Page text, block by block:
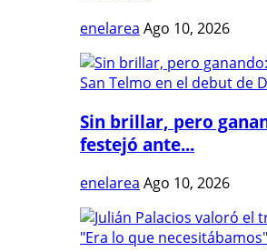
enelarea Ago 10, 2026
Sin brillar, pero
festejó ante...
enelarea Ago 10, 2026